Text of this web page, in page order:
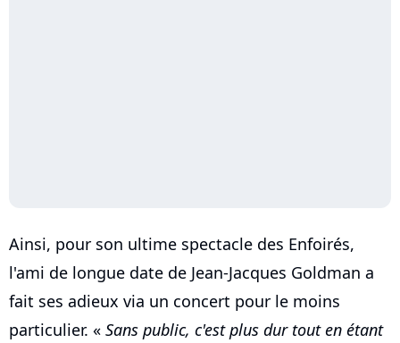
Ainsi, pour son ultime spectacle des Enfoirés,
l'ami de longue date de Jean-Jacques Goldman a
fait ses adieux via un concert pour le moins
particulier. « Sans public, c'est plus dur tout en étant